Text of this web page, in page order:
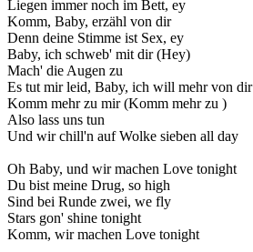
Liegen immer noch im Bett, ey
Komm, Baby, erzähl von dir
Denn deine Stimme ist Sex, ey
Baby, ich schweb' mit dir (Hey)
Mach' die Augen zu
Es tut mir leid, Baby, ich will mehr von dir
Komm mehr zu mir (Komm mehr zu )
Also lass uns tun
Und wir chill'n auf Wolke sieben all day
Oh Baby, und wir machen Love tonight
Du bist meine Drug, so high
Sind bei Runde zwei, we fly
Stars gon' shine tonight
Komm, wir machen Love tonight